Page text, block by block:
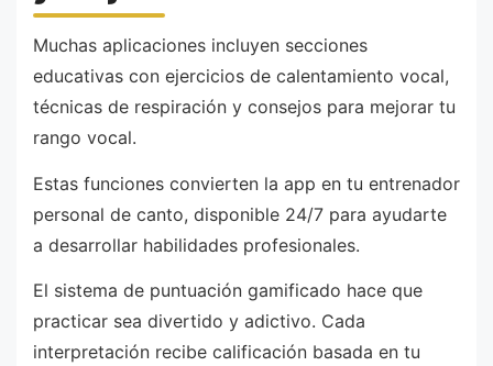
Muchas aplicaciones incluyen secciones
educativas con ejercicios de calentamiento vocal,
técnicas de respiración y consejos para mejorar tu
rango vocal.
Estas funciones convierten la app en tu entrenador
personal de canto, disponible 24/7 para ayudarte
a desarrollar habilidades profesionales.
El sistema de puntuación gamificado hace que
practicar sea divertido y adictivo. Cada
interpretación recibe calificación basada en tu